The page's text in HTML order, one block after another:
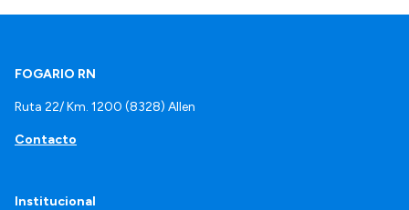
FOGARIO RN
Ruta 22/ Km. 1200 (8328) Allen
Contacto
Institucional